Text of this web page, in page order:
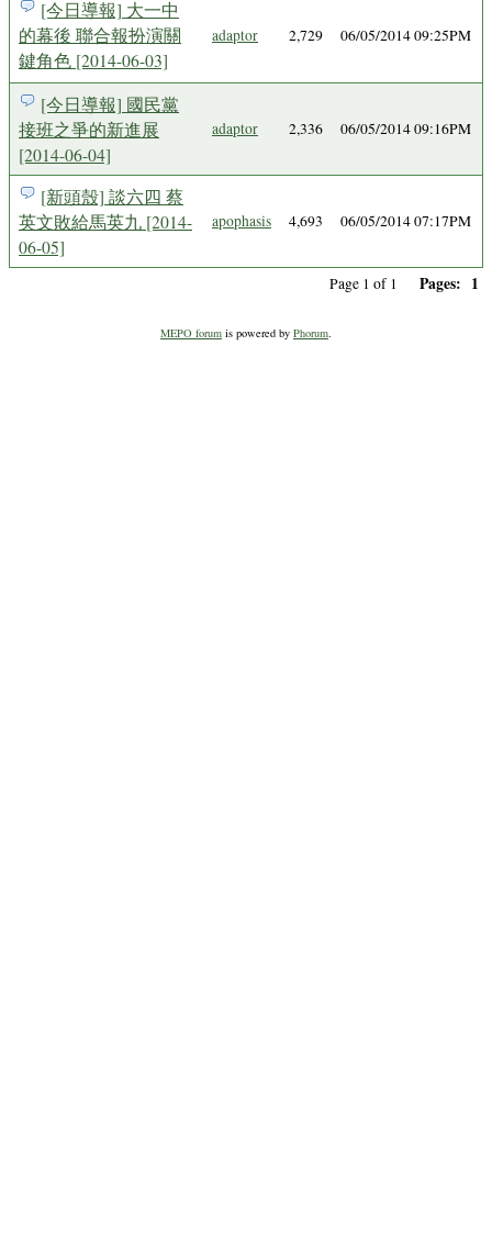
[今日導報] 大一中
的幕後 聯合報扮演關
鍵角色 [2014-06-03]
adaptor 2,729 06/05/2014 09:25PM
[今日導報] 國民黨
接班之爭的新進展
[2014-06-04]
adaptor 2,336 06/05/2014 09:16PM
[新頭殼] 談六四 蔡
英文敗給馬英九 [2014-
06-05]
apophasis 4,693 06/05/2014 07:17PM
Page 1 of 1 Pages: 1
MEPO forum is powered by Phorum.